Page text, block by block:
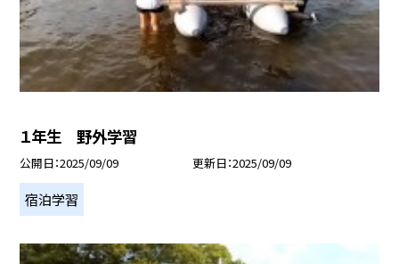
１年生 野外学習
公開日 2025/09/09 更新日 2025/09/09
宿泊学習